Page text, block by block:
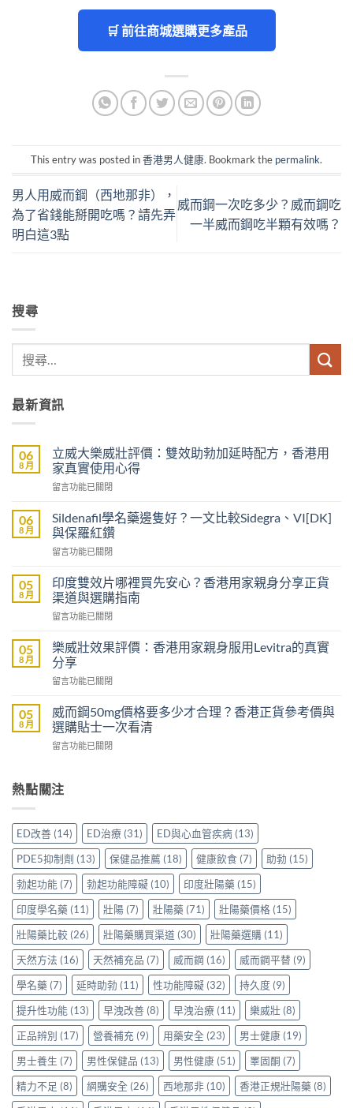
🛒 前往商城選購更多產品
This entry was posted in香港男人健康. Bookmark the permalink.
男人用威而鋼（西地那非），
為了省錢能掰開吃嗎？請先弄
明白這3點
威而鋼一次吃多少？威而鋼吃
一半威而鋼吃半顆有效嗎？
搜尋
最新資訊
06
8 月
立威大樂威壯評價：雙效助勃加延時配方，香港用
家真實使用心得
在
威
大
樂
威
評
價：
雙
效
勃
加
時
方，
香
港
真
實
用
心
得〉
中
留言功能已關閉
06
8 月
Sildenafil學名藥邊隻好？一文比較Sidegra、VI[DK]
與保羅紅鑽
在
學
名
藥
邊
好？
一
文
比
Sidegra、
VI[DK]
保
鑽〉
留言功能已關閉
05
8 月
印度雙效片哪裡買先安心？香港用家親身分享正貨
渠道與選購指南
在
度
雙
效
片
裡
買
先
安
港
親
身
分
享
正
貨
渠
道
與
選
購
指
南〉
中
留言功能已關閉
05
8 月
樂威壯效果評價：香港用家親身服用Levitra的真實
分享
在
威
壯
效
果
香
家
親
身
服
用
Levitra
的
真
實
分
享〉
中
留言功能已關閉
05
8 月
威而鋼50mg價格要多少才合理？香港正貨參考價與
選購貼士一次看清
在
鋼
50mg
格
要
多
少
才
合
理？
香
港
正
貨
參
考
價
與
選
購
貼
士
一
次
留言功能已關閉
熱點關注
ED改善 (14) ED治療 (31) ED與心血管疾病 (13)
PDE5抑制劑 (13) 保健品推薦 (18) 健康飲食 (7) 助勃 (15)
勃起功能 (7) 勃起功能障礙 (10) 印度壯陽藥 (15)
印度學名藥 (11) 壯陽 (7) 壯陽藥 (71) 壯陽藥價格 (15)
壯陽藥比較 (26) 壯陽藥購買渠道 (30) 壯陽藥選購 (11)
天然方法 (16) 天然補充品 (7) 威而鋼 (16) 威而鋼平替 (9)
學名藥 (7) 延時助勃 (11) 性功能障礙 (32) 持久度 (9)
提升性功能 (13) 早洩改善 (8) 早洩治療 (11) 樂威壯 (8)
正品辨別 (17) 營養補充 (9) 用藥安全 (23) 男士健康 (19)
男士養生 (7) 男性保健品 (13) 男性健康 (51) 睪固酮 (7)
精力不足 (8) 網購安全 (26) 西地那非 (10) 香港正規壯陽藥 (8)